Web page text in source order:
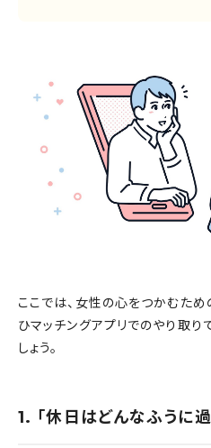
ここでは、女性の心をつかむた
ひマッチングアプリでのやり取り
しょう。
1. 「休日はどんなふうに過